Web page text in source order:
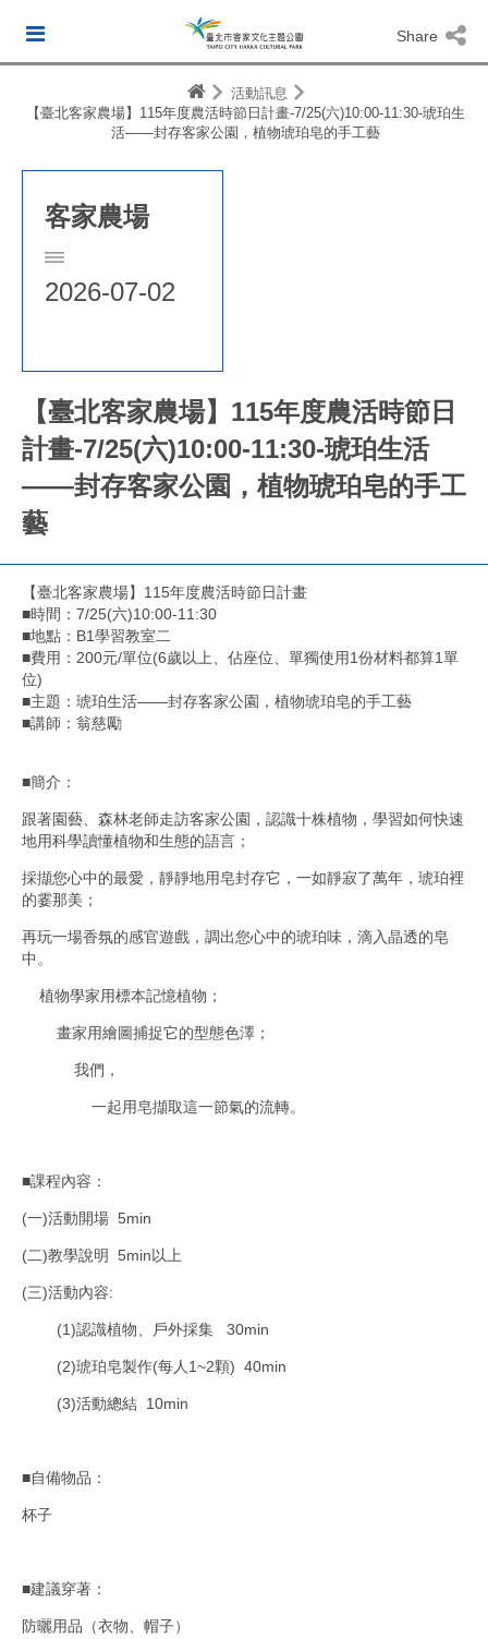
Share
活動訊息
【臺北客家農場】115年度農活時節日計畫-7/25(六)10:00-11:30-琥珀生
活——封存客家公園，植物琥珀皂的手工藝
客家農場
2026-07-02
【臺北客家農場】115年度農活時節日
計畫-7/25(六)10:00-11:30-琥珀生活
——封存客家公園，植物琥珀皂的手工
藝
【臺北客家農場】115年度農活時節日計畫
■時間：7/25(六)10:00-11:30
■地點：B1學習教室二
■費用：200元/單位(6歲以上、佔座位、單獨使用1份材料都算1單
位)
■主題：琥珀生活——封存客家公園，植物琥珀皂的手工藝
■講師：翁慈勵
■簡介：
跟著園藝、森林老師走訪客家公園，認識十株植物，學習如何快速
地用科學讀懂植物和生態的語言；
採擷您心中的最愛，靜靜地用皂封存它，一如靜寂了萬年，琥珀裡
的霎那美；
再玩一場香氛的感官遊戲，調出您心中的琥珀味，滴入晶透的皂
中。
植物學家用標本記憶植物；
畫家用繪圖捕捉它的型態色澤；
我們，
一起用皂擷取這一節氣的流轉。
■課程內容：
(一)活動開場 5min
(二)教學說明 5min以上
(三)活動內容:
(1)認識植物、戶外採集 30min
(2)琥珀皂製作(每人1~2顆) 40min
(3)活動總結 10min
■自備物品：
杯子
■建議穿著：
防曬用品（衣物、帽子）